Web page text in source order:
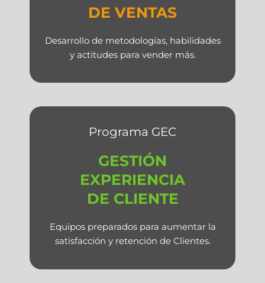
DE VENTAS
Desarrollo de metodologías, habilidades
y actitudes para vender más.
Programa GEC
GESTIÓN
EXPERIENCIA
DE CLIENTE
Equipos preparados para aumentar la
satisfacción y retención de Clientes.